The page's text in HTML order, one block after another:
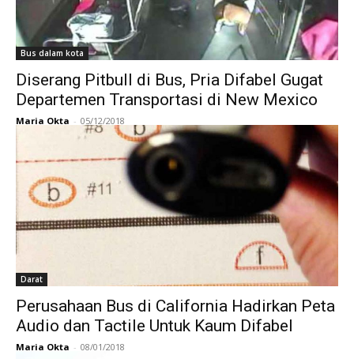
Bus dalam kota
Diserang Pitbull di Bus, Pria Difabel Gugat
Departemen Transportasi di New Mexico
Maria Okta - 05/12/2018
Darat
Perusahaan Bus di California Hadirkan Peta
Audio dan Tactile Untuk Kaum Difabel
Maria Okta - 08/01/2018